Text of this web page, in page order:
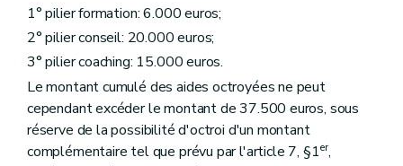
1° pilier formation: 6.000 euros;
2° pilier conseil: 20.000 euros;
3° pilier coaching: 15.000 euros.
Le montant cumulé des aides octroyées ne peut
cependant excéder le montant de 37.500 euros, sous
réserve de la possibilité d'octroi d'un montant
complémentaire tel que prévu par l'article 7, §1er,